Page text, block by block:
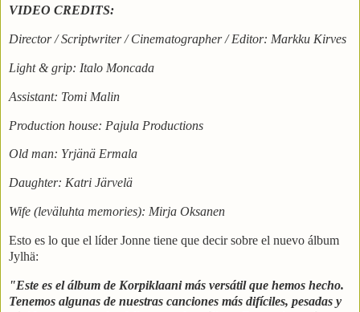
VIDEO CREDITS:
Director / Scriptwriter / Cinematographer / Editor: Markku Kirves
Light & grip: Italo Moncada
Assistant: Tomi Malin
Production house: Pajula Productions
Old man: Yrjänä Ermala
Daughter: Katri Järvelä
Wife (leväluhta memories): Mirja Oksanen
Esto es lo que el líder Jonne tiene que decir sobre el nuevo álbum
Jylhä:
"Este es el álbum de Korpiklaani más versátil que hemos hecho.
Tenemos algunas de nuestras canciones más difíciles, pesadas y